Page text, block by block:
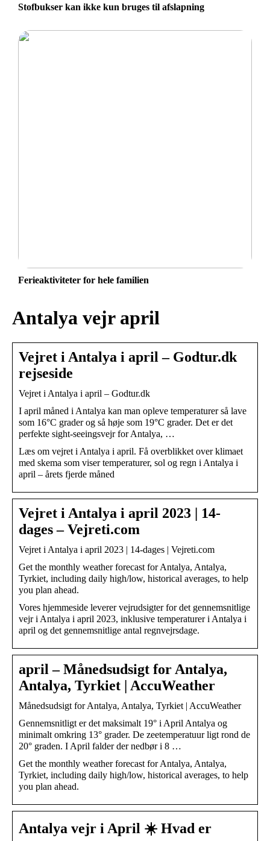
Stofbukser kan ikke kun bruges til afslapning
Ferieaktiviteter for hele familien
Antalya vejr april
Vejret i Antalya i april – Godtur.dk
rejseside
Vejret i Antalya i april – Godtur.dk
I april måned i Antalya kan man opleve temperaturer så lave
som 16°C grader og så høje som 19°C grader. Det er det
perfekte sight-seeingsvejr for Antalya, …
Læs om vejret i Antalya i april. Få overblikket over klimaet
med skema som viser temperaturer, sol og regn i Antalya i
april – årets fjerde måned
Vejret i Antalya i april 2023 | 14-
dages – Vejreti.com
Vejret i Antalya i april 2023 | 14-dages | Vejreti.com
Get the monthly weather forecast for Antalya, Antalya,
Tyrkiet, including daily high/low, historical averages, to help
you plan ahead.
Vores hjemmeside leverer vejrudsigter for det gennemsnitlige
vejr i Antalya i april 2023, inklusive temperaturer i Antalya i
april og det gennemsnitlige antal regnvejrsdage.
april – Månedsudsigt for Antalya,
Antalya, Tyrkiet | AccuWeather
Månedsudsigt for Antalya, Antalya, Tyrkiet | AccuWeather
Gennemsnitligt er det maksimalt 19° i April Antalya og
minimalt omkring 13° grader. De zeetemperatuur ligt rond de
20° graden. I April falder der nedbør i 8 …
Get the monthly weather forecast for Antalya, Antalya,
Tyrkiet, including daily high/low, historical averages, to help
you plan ahead.
Antalya vejr i April ☀️ Hvad er